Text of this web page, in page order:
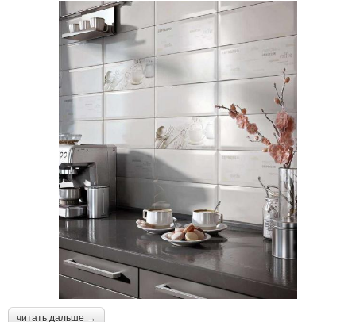
читать дальше →